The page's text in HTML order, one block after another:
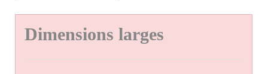
Dimensions larges